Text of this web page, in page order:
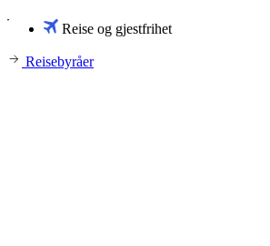
Reise og gjestfrihet
Reisebyråer